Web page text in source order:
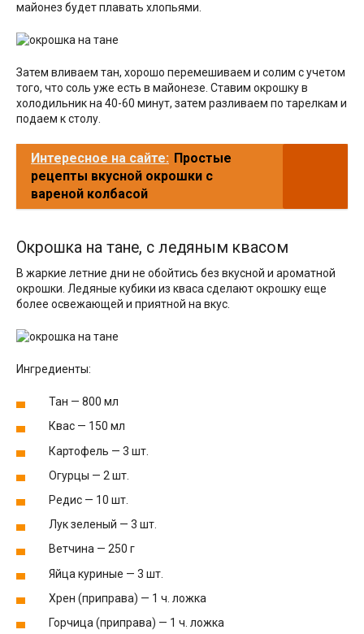
майонез будет плавать хлопьями.
Затем вливаем тан, хорошо перемешиваем и солим с учетом
того, что соль уже есть в майонезе. Ставим окрошку в
холодильник на 40-60 минут, затем разливаем по тарелкам и
подаем к столу.
Интересное на сайте: Простые
рецепты вкусной окрошки с
вареной колбасой
Окрошка на тане, с ледяным квасом
В жаркие летние дни не обойтись без вкусной и ароматной
окрошки. Ледяные кубики из кваса сделают окрошку еще
более освежающей и приятной на вкус.
Ингредиенты:
Тан — 800 мл
Квас — 150 мл
Картофель — 3 шт.
Огурцы — 2 шт.
Редис — 10 шт.
Лук зеленый — 3 шт.
Ветчина — 250 г
Яйца куриные — 3 шт.
Хрен (приправа) — 1 ч. ложка
Горчица (приправа) — 1 ч. ложка